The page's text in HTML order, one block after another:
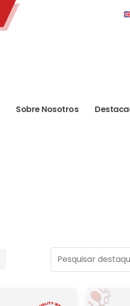
Sobre Nosotros